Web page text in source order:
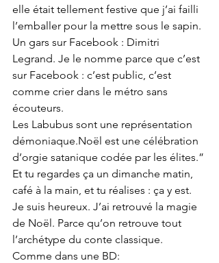
elle était tellement festive que j’ai failli
l’emballer pour la mettre sous le sapin.
Un gars sur Facebook : Dimitri
Legrand. Je le nomme parce que c’est
sur Facebook : c’est public, c’est
comme crier dans le métro sans
écouteurs.
Les Labubus sont une représentation
démoniaque.Noël est une célébration
d’orgie satanique codée par les élites.”
Et tu regardes ça un dimanche matin,
café à la main, et tu réalises : ça y est.
Je suis heureux. J’ai retrouvé la magie
de Noël. Parce qu’on retrouve tout
l’archétype du conte classique.
Comme dans une BD: